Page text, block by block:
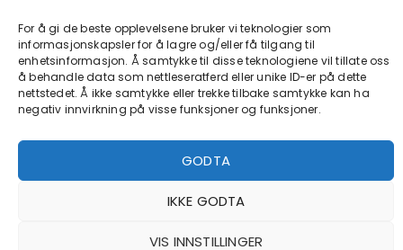
For å gi de beste opplevelsene bruker vi teknologier som
informasjonskapsler for å lagre og/eller få tilgang til
enhetsinformasjon. Å samtykke til disse teknologiene vil tillate oss
å behandle data som nettleseratferd eller unike ID-er på dette
nettstedet. Å ikke samtykke eller trekke tilbake samtykke kan ha
negativ innvirkning på visse funksjoner og funksjoner.
GODTA
IKKE GODTA
VIS INNSTILLINGER